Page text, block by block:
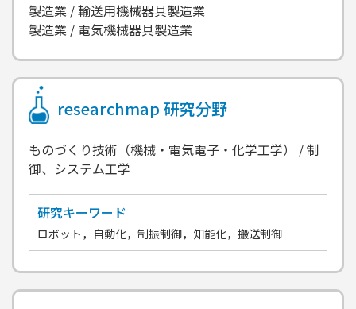
製造業 / 輸送用機械器具製造業
製造業 / 電気機械器具製造業
researchmap 研究分野
ものづくり技術（機械・電気電子・化学工学） / 制
御、システム工学
研究キーワード
ロボット，自動化，制振制御，知能化，搬送制御